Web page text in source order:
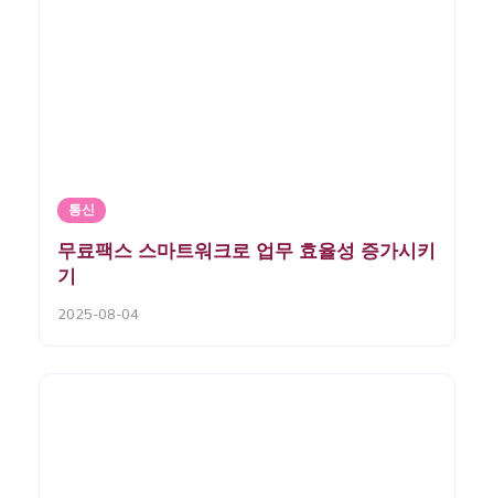
통신
무료팩스 스마트워크로 업무 효율성 증가시키
기
2025-08-04